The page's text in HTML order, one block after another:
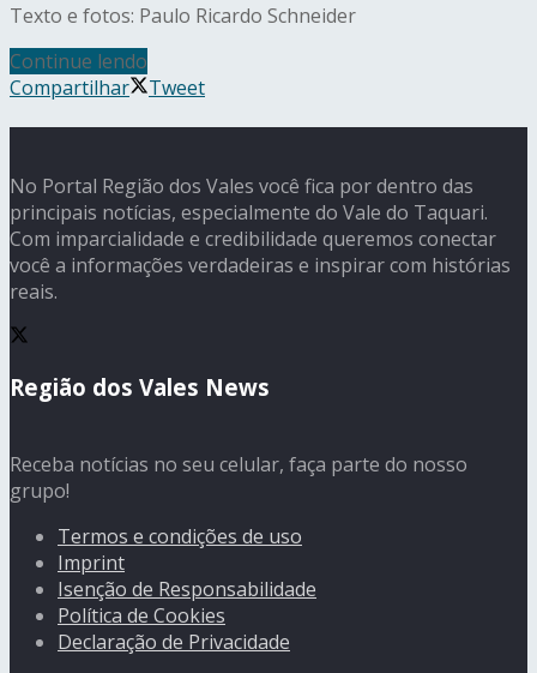
Texto e fotos: Paulo Ricardo Schneider
Continue lendo
Compartilhar
Tweet
No Portal Região dos Vales você fica por dentro das
principais notícias, especialmente do Vale do Taquari.
Com imparcialidade e credibilidade queremos conectar
você a informações verdadeiras e inspirar com histórias
reais.
Região dos Vales News
Receba notícias no seu celular, faça parte do nosso
grupo!
Termos e condições de uso
Imprint
Isenção de Responsabilidade
Política de Cookies
Declaração de Privacidade